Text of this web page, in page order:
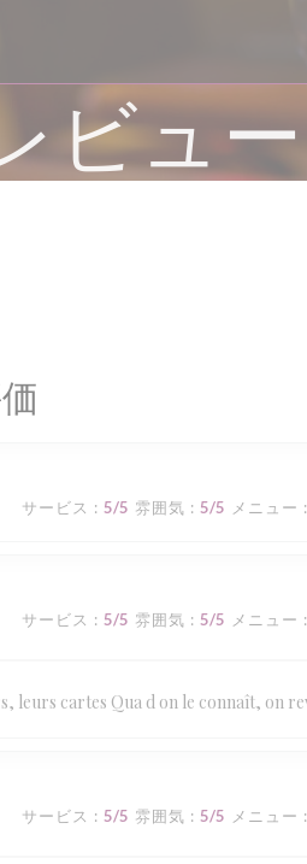
ビュー
サービス : 5/5 雰囲気 : 5/5 メニュー :
サービス : 5/5 雰囲気 : 5/5 メニュー :
leurs cartes Qua d on le connaît, on
サービス : 5/5 雰囲気 : 5/5 メニュー :